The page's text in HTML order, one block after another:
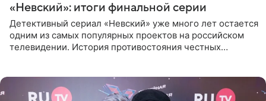
«Невский»: итоги финальной серии
Детективный сериал «Невский» уже много лет остается
одним из самых популярных проектов на российском
телевидении. История противостояния честных